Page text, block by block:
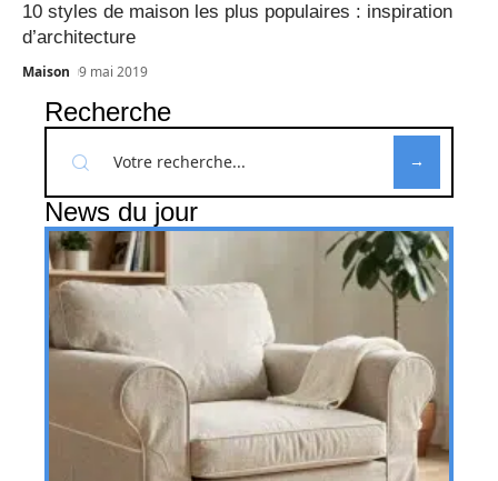
10 styles de maison les plus populaires : inspiration
d’architecture
Maison 9 mai 2019
Recherche
News du jour